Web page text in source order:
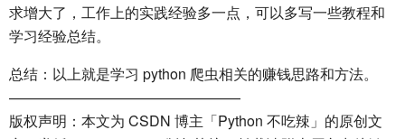
求增大了，工作上的实践经验多一点，可以多写一些教程和
学习经验总结。
总结：以上就是学习 python 爬虫相关的赚钱思路和方法。
————————————————
版权声明：本文为 CSDN 博主「Python 不吃辣」的原创文